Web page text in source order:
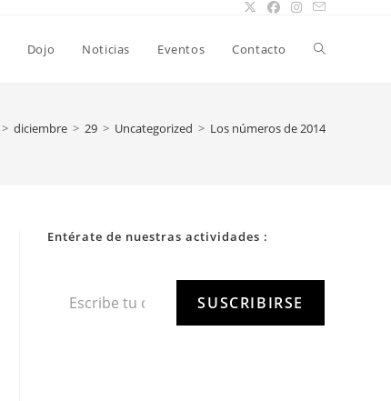
Dojo Noticias Eventos Contacto
> diciembre > 29 > Uncategorized > Los números de 2014
Entérate de nuestras actividades :
SUSCRIBIRSE